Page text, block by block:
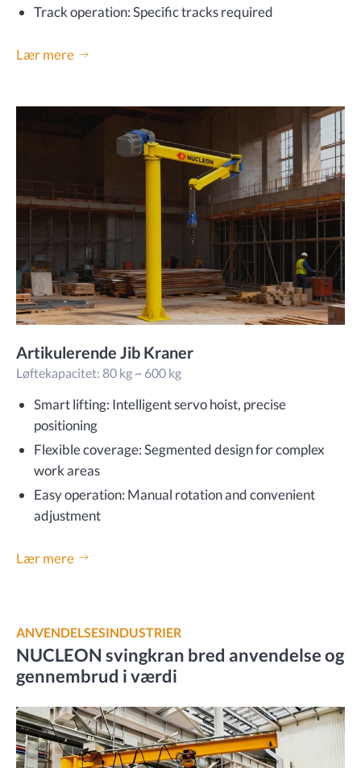
Track operation: Specific tracks required
Lær mere
Artikulerende Jib Kraner
Løftekapacitet: 80 kg ~ 600 kg
Smart lifting: Intelligent servo hoist, precise
positioning
Flexible coverage: Segmented design for complex
work areas
Easy operation: Manual rotation and convenient
adjustment
Lær mere
ANVENDELSESINDUSTRIER
NUCLEON svingkran bred anvendelse og
gennembrud i værdi